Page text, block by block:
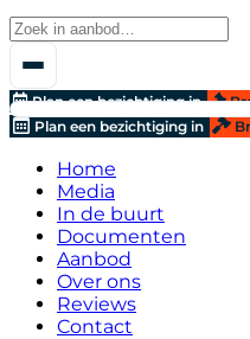
Plan een bezichtiging in
Plan een bezichtiging in
Home
Media
In de buurt
Documenten
Aanbod
Over ons
Reviews
Contact